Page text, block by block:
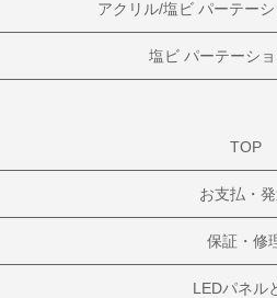
アクリル/塩ビ パーテー
塩ビ パーテーシ
TOP
お支払・
保証・修
LEDパネル